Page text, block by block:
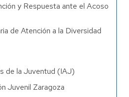
y Respuesta ante el Acoso
de Atención a la Diversidad
de la Juventud (IAJ)
Juvenil Zaragoza